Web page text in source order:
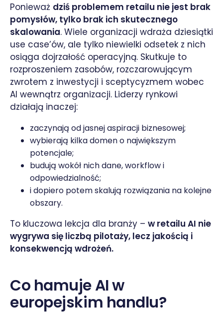
Ponieważ dziś problemem retailu nie jest brak
pomysłów, tylko brak ich skutecznego
skalowania. Wiele organizacji wdraża dziesiątki
use case’ów, ale tylko niewielki odsetek z nich
osiąga dojrzałość operacyjną. Skutkuje to
rozproszeniem zasobów, rozczarowującym
zwrotem z inwestycji i sceptycyzmem wobec
AI wewnątrz organizacji. Liderzy rynkowi
działają inaczej:
zaczynają od jasnej aspiracji biznesowej;
wybierają kilka domen o największym
potencjale;
budują wokół nich dane, workflow i
odpowiedzialność;
i dopiero potem skalują rozwiązania na kolejne
obszary.
To kluczowa lekcja dla branży – w retailu AI nie
wygrywa się liczbą pilotaży, lecz jakością i
konsekwencją wdrożeń.
Co hamuje AI w
europejskim handlu?